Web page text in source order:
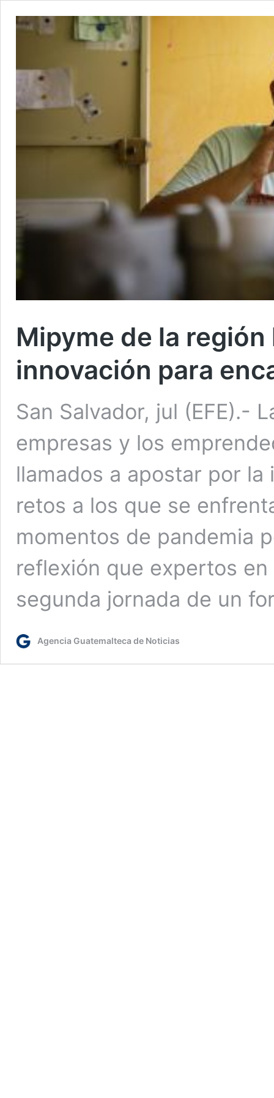
Mipyme de la
innovación para
San Salvador, jul (EFE).-
empresas y los
llamados a apostar por
retos a los que se
momentos de pandemia
reflexión que expertos
segunda jornada de un
Agencia Guatemalteca de Noticias